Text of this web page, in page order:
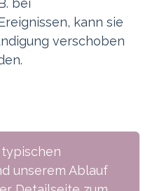
bei
kann sie
verschoben
typischen
unserem Ablauf